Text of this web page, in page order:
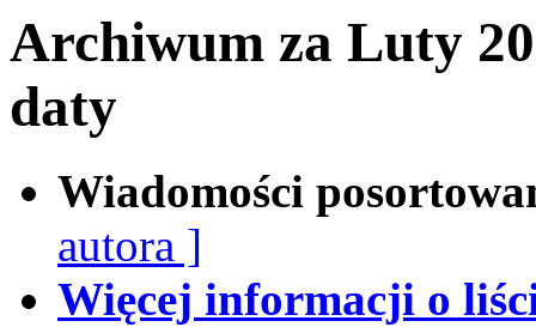
Archiwum za Luty
daty
Wiadomości
autora ]
Więcej informacji o